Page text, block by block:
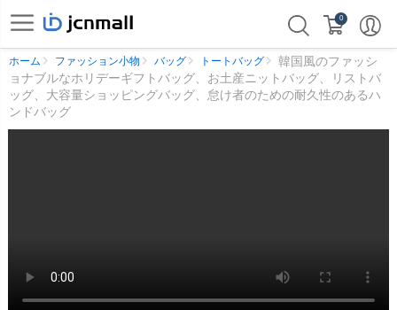
0
ホーム ファッション小物 バッグ トートバッグ
韓国風のファッシ
ョナブルなホリデーギフトバッグ、お土産ニットバッグ、リストバ
ッグ、大容量ショッピングバッグ、怠け者のための耐久性のあるハ
ンドバッグ